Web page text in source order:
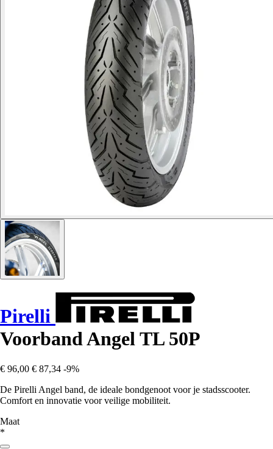
Pirelli
Voorband Angel TL 50P
€ 96,00 € 87,34 -9%
De Pirelli Angel band, de ideale bondgenoot voor je stadsscooter.
Comfort en innovatie voor veilige mobiliteit.
Maat
*